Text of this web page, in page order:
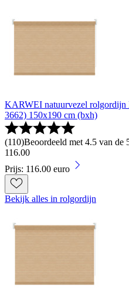
KARWEI natuurvezel rolgordijn
3662) 150x190 cm (bxh)
(110)Beoordeeld met 4.5 van de
116.00
Prijs: 116.00 euro
Bekijk alles in rolgordijn